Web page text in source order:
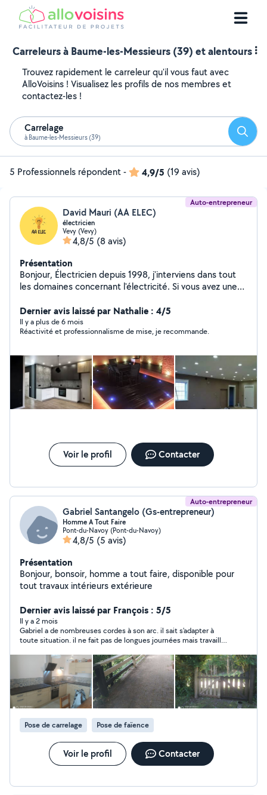
Carreleurs à Baume-les-Messieurs (39) et alentours
Trouvez rapidement le carreleur qu'il vous faut avec
AlloVoisins ! Visualisez les profils de nos membres et
contactez-les !
Carrelage
à Baume-les-Messieurs (39)
5 Professionnels répondent- 4,9/5 (19 avis)
Auto-entrepreneur
David Mauri (AA ELEC)
électricien
Vevy (Vevy)
4,8/5 (8 avis)
Présentation
Bonjour, Électricien depuis 1998, j'interviens dans tout
les domaines concernant l'électricité. Si vous avez une
Dernier avis laissé par Nathalie : 4/5
Il y a plus de 6 mois
Réactivité et professionnalisme de mise, je recommande.
Voir le profil Contacter
Auto-entrepreneur
Gabriel Santangelo (Gs-entrepreneur)
Homme A Tout Faire
Pont-du-Navoy (Pont-du-Navoy)
4,8/5 (5 avis)
Présentation
Bonjour, bonsoir, homme a tout faire, disponible pour
tout travaux intérieurs extérieure
Dernier avis laissé par François : 5/5
Il y a 2 mois
Gabriel a de nombreuses cordes à son arc. il sait s'adapter à
toute situation. il ne fait pas de longues journées mais travaille
satisfait de sa prestation
Pose de carrelage Pose de faïence
Voir le profil Contacter